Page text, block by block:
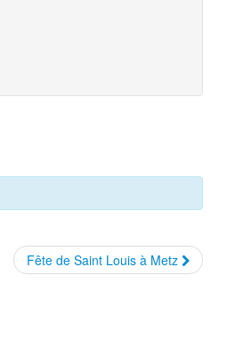
Fête de Saint Louis à Metz